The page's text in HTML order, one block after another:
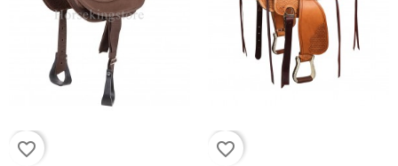
favorite_border favorite_border